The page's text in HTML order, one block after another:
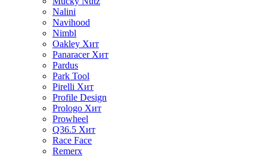
Nalini
Navihood
Nimbl
Oakley Хит
Panaracer Хит
Pardus
Park Tool
Pirelli Хит
Profile Design
Prologo Хит
Prowheel
Q36.5 Хит
Race Face
Remerx